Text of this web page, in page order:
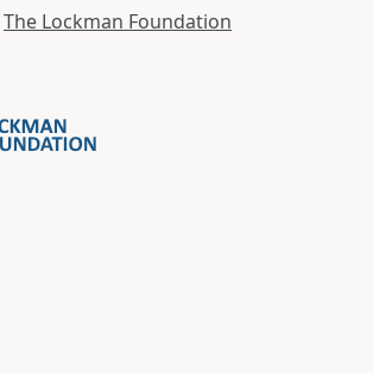
The Lockman Foundation